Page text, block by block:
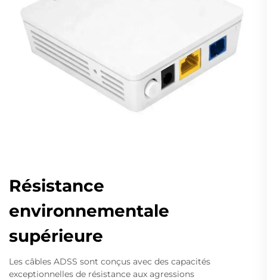
Résistance
environnementale
supérieure
Les câbles ADSS sont conçus avec des capacités
exceptionnelles de résistance aux agressions